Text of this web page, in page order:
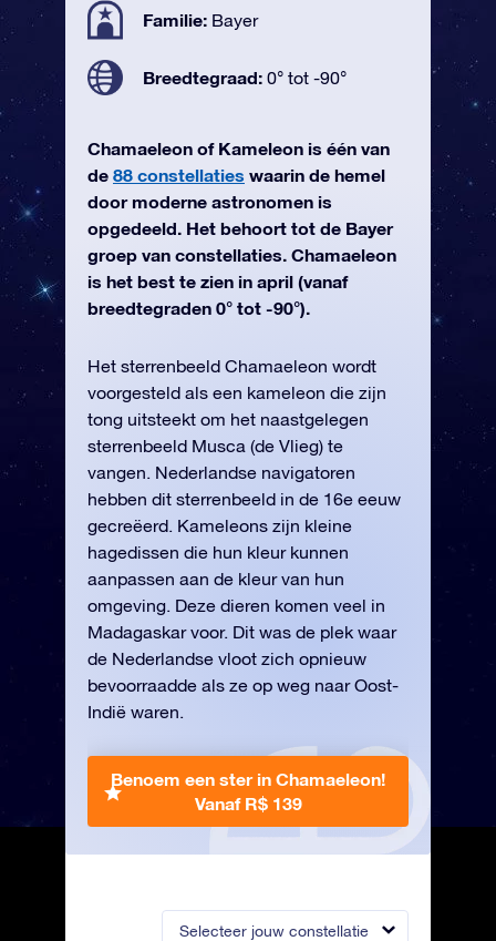
Selecteer jouw constellatie
Familie: Bayer
Breedtegraad: 0° tot -90°
Chamaeleon of Kameleon is één van
de 88 constellaties waarin de hemel
door moderne astronomen is
opgedeeld. Het behoort tot de Bayer
groep van constellaties. Chamaeleon
is het best te zien in april (vanaf
breedtegraden 0° tot -90°).
Het sterrenbeeld Chamaeleon wordt
voorgesteld als een kameleon die zijn
tong uitsteekt om het naastgelegen
sterrenbeeld Musca (de Vlieg) te
vangen. Nederlandse navigatoren
hebben dit sterrenbeeld in de 16e eeuw
gecreëerd. Kameleons zijn kleine
hagedissen die hun kleur kunnen
aanpassen aan de kleur van hun
omgeving. Deze dieren komen veel in
Madagaskar voor. Dit was de plek waar
de Nederlandse vloot zich opnieuw
bevoorraadde als ze op weg naar Oost-
Indië waren.
Benoem een ster in Chamaeleon!
Vanaf R$ 139